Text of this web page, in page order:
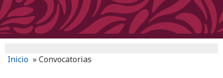
Inicio » Convocatorias